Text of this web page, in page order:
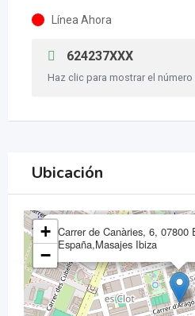
Línea Ahora
624237XXX
Haz clic para mostrar el
Ubicación
Carrer de Canàries, 6, 07800
España,Masajes Ibiza
+
−